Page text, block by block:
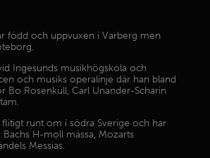
född och uppvuxen i Varberg men
Ingesunds musikhögskola och
och musiks operalinje där han bland
Bo Rosenkull, Carl Unander-Scharin
runt om i södra Sverige och har
H-moll mässa, Mozarts
Messias.